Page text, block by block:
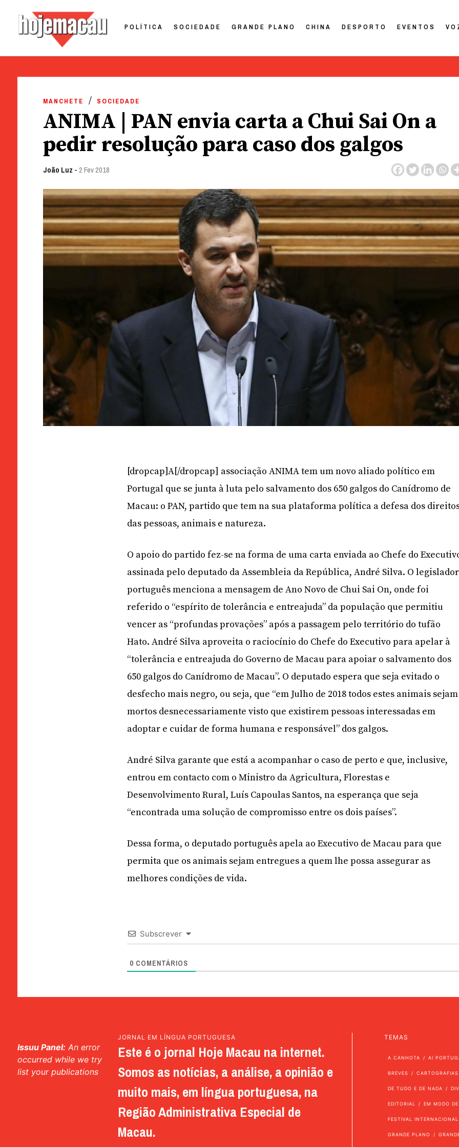
POLÍTICA SOCIEDADE GRANDE PLANO CHINA DESPORTO EVENTOS
MANCHETE SOCIEDADE
ANIMA | PAN envia carta a Chui Sai On a
pedir resolução para caso dos galgos
João Luz - 2 Fev 2018
[dropcap]A[/dropcap] associação ANIMA tem um novo aliado político em
Portugal que se junta à luta pelo salvamento dos 650 galgos do Canídromo de
Macau: o PAN, partido que tem na sua plataforma política a defesa dos
das pessoas, animais e natureza.
O apoio do partido fez-se na forma de uma carta enviada ao Chefe do
assinada pelo deputado da Assembleia da República, André Silva. O legislador
português menciona a mensagem de Ano Novo de Chui Sai On, onde foi
referido o “espírito de tolerância e entreajuda” da população que permitiu
vencer as “profundas provações” após a passagem pelo território do tufão
Hato. André Silva aproveita o raciocínio do Chefe do Executivo para apelar à
“tolerância e entreajuda do Governo de Macau para apoiar o salvamento dos
650 galgos do Canídromo de Macau”. O deputado espera que seja evitado o
desfecho mais negro, ou seja, que “em Julho de 2018 todos estes animais sejam
mortos desnecessariamente visto que existirem pessoas interessadas em
adoptar e cuidar de forma humana e responsável” dos galgos.
André Silva garante que está a acompanhar o caso de perto e que, inclusive,
entrou em contacto com o Ministro da Agricultura, Florestas e
Desenvolvimento Rural, Luís Capoulas Santos, na esperança que seja
“encontrada uma solução de compromisso entre os dois países”.
Dessa forma, o deputado português apela ao Executivo de Macau para que
permita que os animais sejam entregues a quem lhe possa assegurar as
melhores condições de vida.
Subscrever
0 COMENTÁRIOS
Issuu Panel: An error
occurred while we try
list your publications
JORNAL EM LÍNGUA PORTUGUESA
Este é o jornal Hoje Macau na internet.
Somos as notícias, a análise, a opinião e
muito mais, em língua portuguesa, na
Região Administrativa Especial de
Macau.
TEMAS
A CANHOTA AI
BREVES CARTOGRAFIAS
DE TUDO E DE NADA
EDITORIAL EM MODO
FESTIVAL
GRANDE PLANO